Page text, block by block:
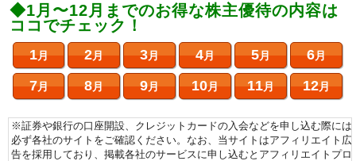
◆1月〜12月までのお得な株主優待の内容は
ココでチェック！
1月 2月 3月 4月 5月 6月
7月 8月 9月 10月 11月 12月
※証券や銀行の口座開設、クレジットカードの入会などを申し込む際には
必ず各社のサイトをご確認ください。なお、当サイトはアフィリエイト広
告を採用しており、掲載各社のサービスに申し込むとアフィリエイトプロ